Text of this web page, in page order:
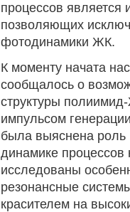
процессов
позволяющих
фотодинамики ЖК.
К моменту начата
сообщалось о
структуры
импульсом
была выяснена роль
динамике
исследованы
резонансные
красителем на